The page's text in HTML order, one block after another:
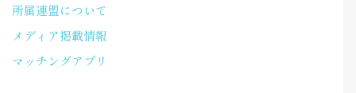
所属連盟について
メディア掲載情報
マッチングアプリ